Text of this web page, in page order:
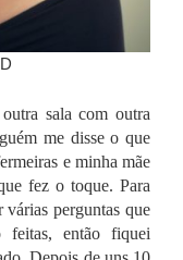
sala com outra
me disse o que
e minha mãe
fez o toque. Para
várias perguntas que
feitas, então fiquei